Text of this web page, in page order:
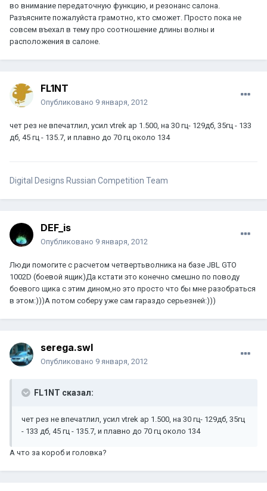
во внимание передаточную функцию, и резонанс салона.
Разъясните пожалуйста грамотно, кто сможет. Просто пока не
совсем въехал в тему про соотношение длины волны и
расположения в салоне.
FL1NT
Опубликовано 9 января, 2012
чет рез не впечатлил, усил vtrek ap 1.500, на 30 гц- 129дб, 35гц - 133
дб, 45 гц - 135.7, и плавно до 70 гц около 134
Digital Designs Russian Competition Team
DEF_is
Опубликовано 9 января, 2012
Люди помогите с расчетом четвертьволника на базе JBL GTO
1002D (боевой ящик)Да кстати это конечно смешно по поводу
боевого щика с этим дином,но это просто что бы мне разобраться
в этом:)))А потом соберу уже сам гараздо серьезней:)))
serega.swl
Опубликовано 9 января, 2012
FL1NT сказал:
чет рез не впечатлил, усил vtrek ap 1.500, на 30 гц- 129дб, 35гц
- 133 дб, 45 гц - 135.7, и плавно до 70 гц около 134
А что за короб и головка?